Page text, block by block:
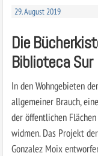
29. August 2019
Die
Biblioteca Sur
In den Wohngebieten
allgemeiner Brauch,
der öffentlichen
widmen. Das Projekt
Gonzalez Moix